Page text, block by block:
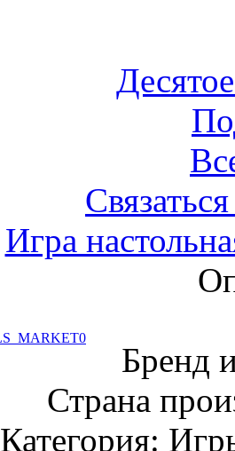
Игра
Бренд
Страна
Категория: